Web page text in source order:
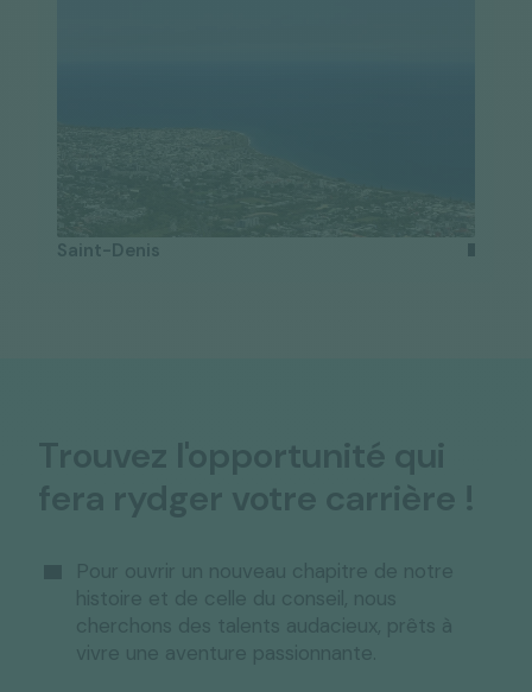
Saint-Denis
Trouvez l'opportunité qui
fera rydger votre carrière !
Pour ouvrir un nouveau chapitre de notre
histoire et de celle du conseil, nous
cherchons des talents audacieux, prêts à
vivre une aventure passionnante.